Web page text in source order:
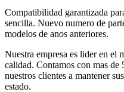
Compatibilidad garantizada
sencilla. Nuevo numero de
modelos de anos anteriores.
Nuestra empresa es lider en el
calidad. Contamos con mas de
nuestros clientes a mantener
estado.